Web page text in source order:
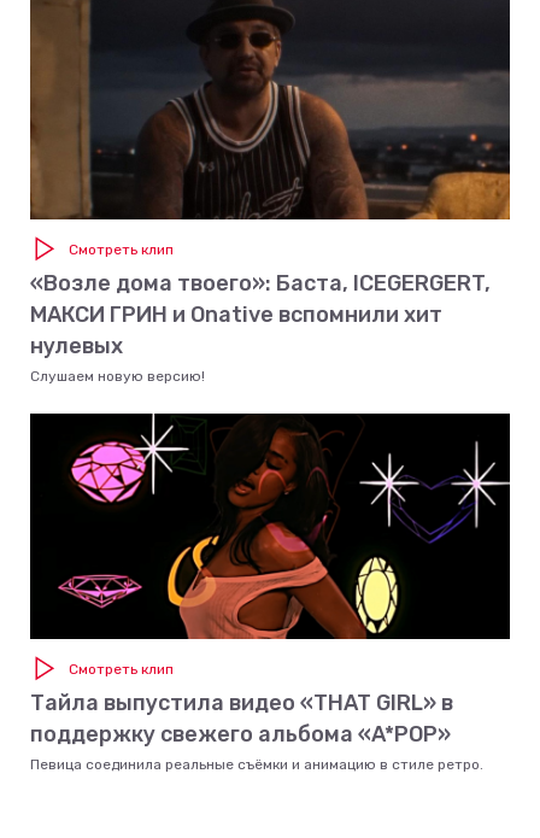
Смотреть клип
«Возле дома твоего»: Баста, ICEGERGERT,
МАКСИ ГРИН и Onative вспомнили хит
нулевых
Слушаем новую версию!
Смотреть клип
Тайла выпустила видео «THAT GIRL» в
поддержку свежего альбома «A*POP»
Певица соединила реальные съёмки и анимацию в стиле ретро.